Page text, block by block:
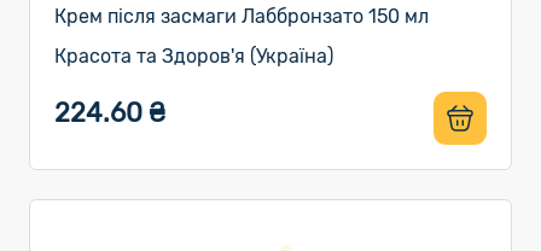
Крем після засмаги Лаббронзато 150 мл
Красота та Здоров'я (Україна)
224.60 ₴